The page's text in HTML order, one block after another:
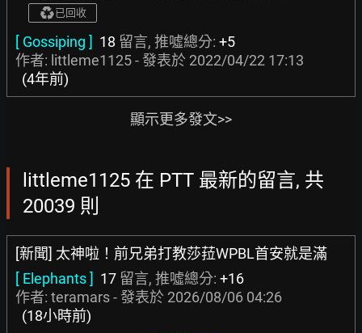
已回收
[ Gossiping ] 18 留言, 推噓總分: +5
作者: littleme1125 - 發表於 2022/04/22 17:13
(4年前)
顯示更多發文>>
littleme1125 在 PTT 最新的留言, 共
20039 則
[新聞] 太神啦！前兄弟打教莎菈WPBL首安就是滿
[ Elephants ] 17 留言, 推噓總分: +16
作者: teramars- 發表於 2026/08/06 04:26
(18小時前)